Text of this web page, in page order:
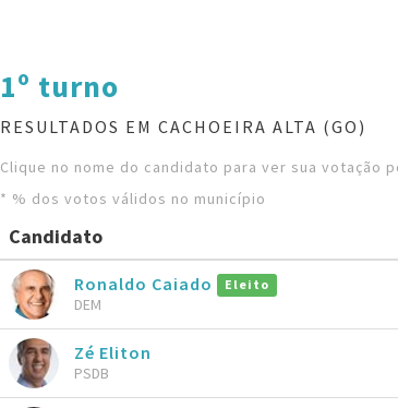
1º turno
RESULTADOS EM CACHOEIRA ALTA (GO)
Clique no nome do candidato para ver sua votação
* % dos votos válidos no município
Candidato
Ronaldo Caiado Eleito
DEM
Zé Eliton
PSDB